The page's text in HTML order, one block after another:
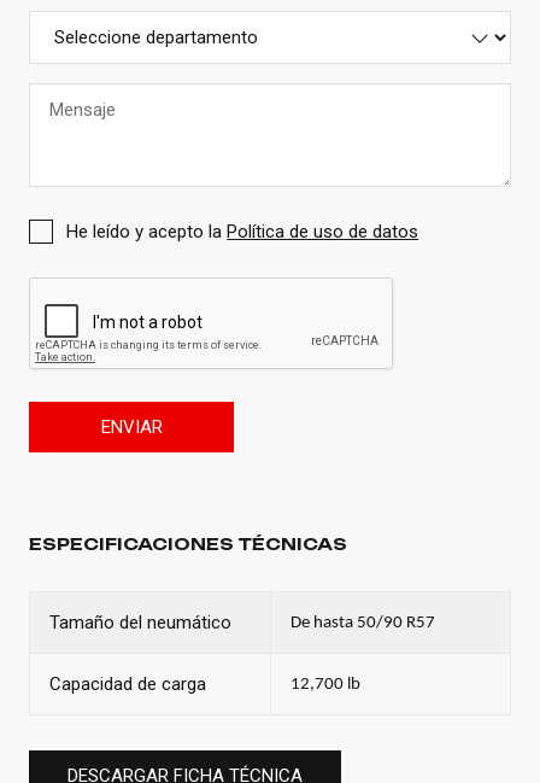
He leído y acepto laPolítica de uso de datos
ENVIAR
ESPECIFICACIONES TÉCNICAS
Tamaño del neumático De hasta 50/90 R57
Capacidad de carga 12,700 lb
DESCARGAR FICHA TÉCNICA